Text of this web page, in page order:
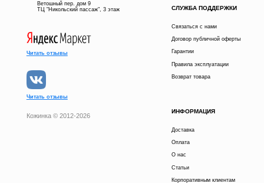
В КОРЗИНУ
Ветошный пер. дом 9
ТЦ "Никольский пассаж", 3 этаж
СЛУЖБА ПОДДЕРЖКИ
Связаться с нами
Договор публичной оферты
Гарантии
Правила эксплуатации
Возврат товара
ИНФОРМАЦИЯ
Доставка
Оплата
О нас
Статьи
Корпоративным клиентам
Читать отзывы
Читать отзывы
Кожинка © 2012-2026